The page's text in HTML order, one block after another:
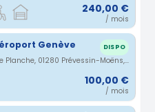
240,00 €
/ mois
Genève DISPO
25 Chemin de Pré de Planche, 01280 Prévessin-Moëns, France · 2.57 km
100,00 €
/ mois